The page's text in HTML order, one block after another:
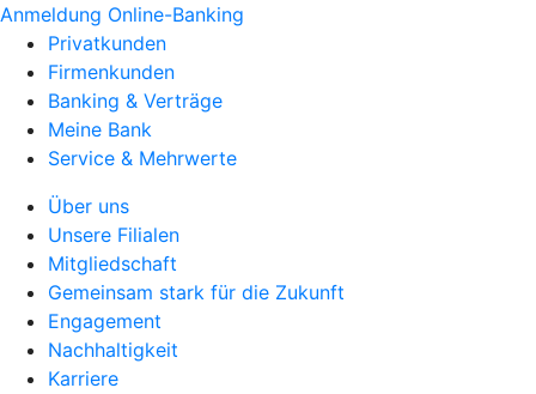
Anmeldung Online-Banking
Privatkunden
Firmenkunden
Banking & Verträge
Meine Bank
Service & Mehrwerte
Über uns
Unsere Filialen
Mitgliedschaft
Gemeinsam stark für die Zukunft
Engagement
Nachhaltigkeit
Karriere